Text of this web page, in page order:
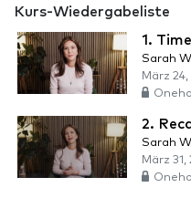
Kurs-Wiedergabeliste
1.
Sarah
März 24,
2.
Sarah
März 31,